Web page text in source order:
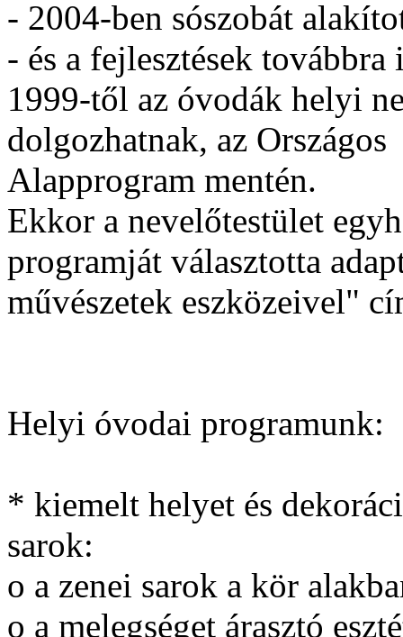
- 2004-ben sószobát
- és a fejlesztések
1999-től az óvodák helyi
dolgozhatnak, az Országos
Alapprogram mentén.
Ekkor a nevelőtestület
programját választotta
művészetek eszközeivel"
Helyi óvodai programunk:
* kiemelt helyet és
sarok:
o a zenei sarok a kör
o a melegséget árasztó